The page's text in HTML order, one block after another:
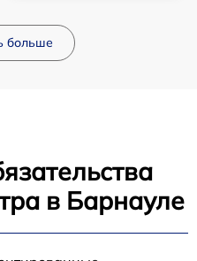
больше
в Барнауле